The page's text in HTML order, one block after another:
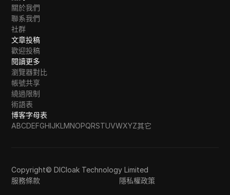
關於我們
聯系我們
社群
文章投稿
歡迎投稿
閱讀更多
瀏覽器對比
帳號共享
繞過限制
術語表
博客字母表
ABCDEFGHIJKLMNOPQRSTUVWXYZ其它
Copyright© DICloak Technology Limited
服務條款
隱私權政策